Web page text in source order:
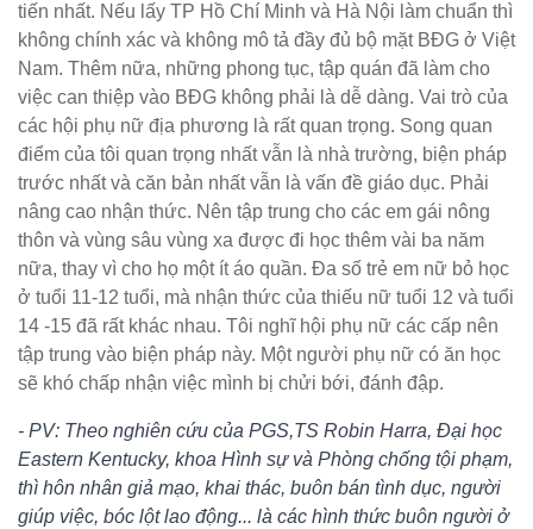
tiến nhất. Nếu lấy TP Hồ Chí Minh và Hà Nội làm chuẩn thì
không chính xác và không mô tả đầy đủ bộ mặt BĐG ở Việt
Nam. Thêm nữa, những phong tục, tập quán đã làm cho
việc can thiệp vào BĐG không phải là dễ dàng. Vai trò của
các hội phụ nữ địa phương là rất quan trọng. Song quan
điểm của tôi quan trọng nhất vẫn là nhà trường, biện pháp
trước nhất và căn bản nhất vẫn là vấn đề giáo dục. Phải
nâng cao nhận thức. Nên tập trung cho các em gái nông
thôn và vùng sâu vùng xa được đi học thêm vài ba năm
nữa, thay vì cho họ một ít áo quần. Đa số trẻ em nữ bỏ học
ở tuổi 11-12 tuổi, mà nhận thức của thiếu nữ tuổi 12 và tuổi
14 -15 đã rất khác nhau. Tôi nghĩ hội phụ nữ các cấp nên
tập trung vào biện pháp này. Một người phụ nữ có ăn học
sẽ khó chấp nhận việc mình bị chửi bới, đánh đập.
- PV: Theo nghiên cứu của PGS,TS Robin Harra, Đại học
Eastern Kentucky, khoa Hình sự và Phòng chống tội phạm,
thì hôn nhân giả mạo, khai thác, buôn bán tình dục, người
giúp việc, bóc lột lao động... là các hình thức buôn người ở